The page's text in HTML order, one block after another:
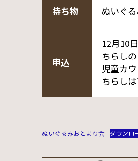
持ち物 ぬいぐ
申込
12月10
ちらし
児童カ
ちらし
ぬいぐるみおとまり会 ダウンロ